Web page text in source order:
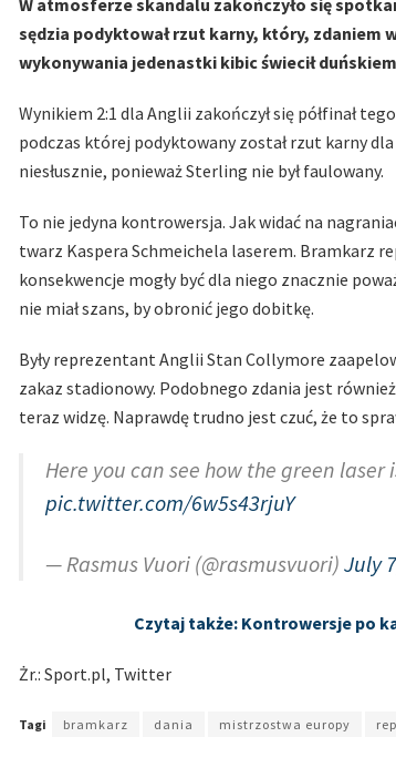
W atmosferze skandalu zakończyło się
sędzia podyktował rzut karny, który, zdaniem
wykonywania jedenastki kibic świecił
Wynikiem 2:1 dla Anglii zakończył się półfinał
podczas której podyktowany został rzut karny
niesłusznie, ponieważ Sterling nie był faulowany.
To nie jedyna kontrowersja. Jak widać na
twarz Kaspera Schmeichela laserem. Bramkarz
konsekwencje mogły być dla niego znacznie
nie miał szans, by obronić jego dobitkę.
Były reprezentant Anglii Stan Collymore
zakaz stadionowy. Podobnego zdania jest
teraz widzę. Naprawdę trudno jest czuć, że to
Here you can see how the green
pic.twitter.com/6w5s43rjuY
— Rasmus Vuori (@rasmusvuori) July
Czytaj także: Kontrowersje po
Żr.: Sport.pl, Twitter
Tagi bramkarz dania mistrzostwa europy